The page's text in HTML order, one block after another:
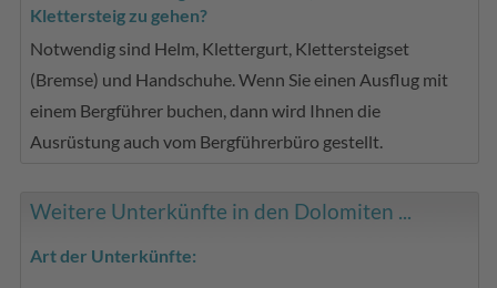
Klettersteig zu gehen?
Notwendig sind Helm, Klettergurt, Klettersteigset
(Bremse) und Handschuhe. Wenn Sie einen Ausflug mit
einem Bergführer buchen, dann wird Ihnen die
Ausrüstung auch vom Bergführerbüro gestellt.
Weitere Unterkünfte in den Dolomiten ...
Art der Unterkünfte: